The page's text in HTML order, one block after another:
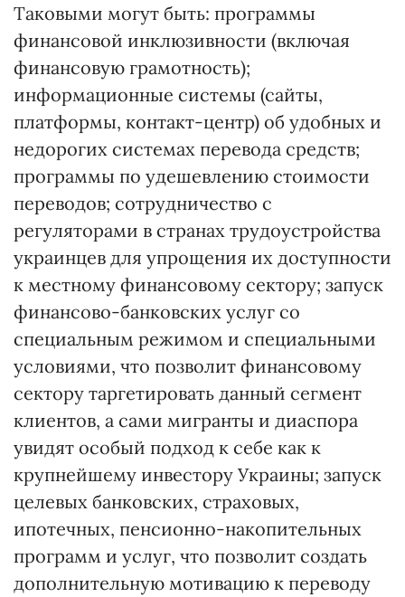
Таковыми могут быть: программы
финансовой инклюзивности (включая
финансовую грамотность);
информационные системы (сайты,
платформы, контакт-центр) об удобных и
недорогих системах перевода средств;
программы по удешевлению стоимости
переводов; сотрудничество с
регуляторами в странах трудоустройства
украинцев для упрощения их доступности
к местному финансовому сектору; запуск
финансово-банковских услуг со
специальным режимом и специальными
условиями, что позволит финансовому
сектору таргетировать данный сегмент
клиентов, а сами мигранты и диаспора
увидят особый подход к себе как к
крупнейшему инвестору Украины; запуск
целевых банковских, страховых,
ипотечных, пенсионно-накопительных
программ и услуг, что позволит создать
дополнительную мотивацию к переводу